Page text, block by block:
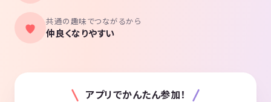
共通の趣味でつながるから
仲良くなりやすい
アプリでかんたん参加！